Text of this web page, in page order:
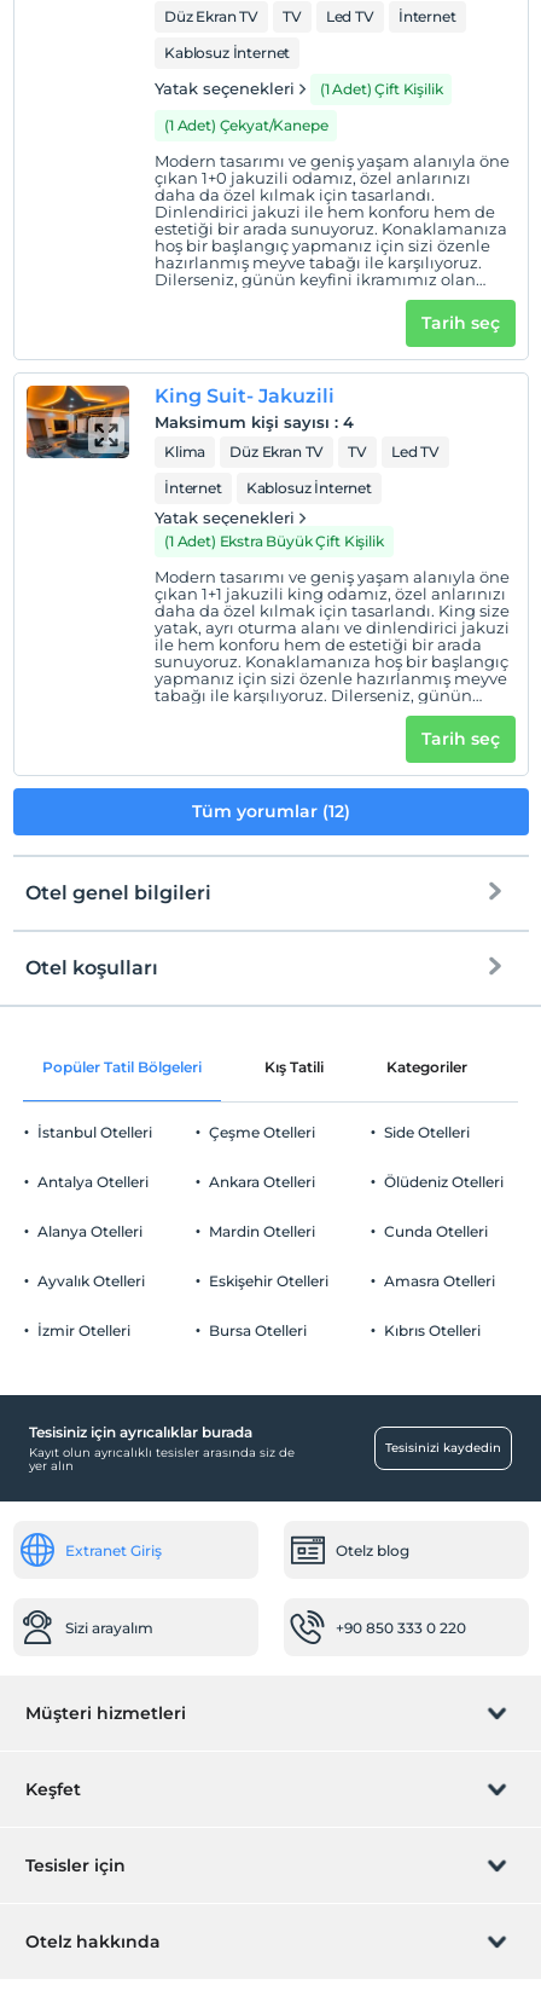
Düz Ekran TV
TV Led TV
İnternet
Kablosuz İnternet
Yatak seçenekleri
(1 Adet) Çift Kişilik
(1 Adet) Çekyat/Kanepe
Modern tasarımı ve geniş yaşam alanıyla öne
çıkan 1+0 jakuzili odamız, özel anlarınızı
daha da özel kılmak için tasarlandı.
Dinlendirici jakuzi ile hem konforu hem de
estetiği bir arada sunuyoruz. Konaklamanıza
hoş bir başlangıç yapmanız için sizi özenle
hazırlanmış meyve tabağı ile karşılıyoruz.
Dilerseniz, günün keyfini ikramımız olan
Tarih seç
King Suit- Jakuzili
Maksimum kişi sayısı : 4
Klima Düz Ekran TV TV
Led TV
İnternet
Kablosuz İnternet
Yatak seçenekleri
(1 Adet) Ekstra Büyük Çift Kişilik
Modern tasarımı ve geniş yaşam alanıyla öne
çıkan 1+1 jakuzili king odamız, özel anlarınızı
daha da özel kılmak için tasarlandı. King size
yatak, ayrı oturma alanı ve dinlendirici jakuzi
ile hem konforu hem de estetiği bir arada
sunuyoruz. Konaklamanıza hoş bir başlangıç
yapmanız için sizi özenle hazırlanmış meyve
tabağı ile karşılıyoruz. Dilerseniz, günün
keyfini ikramımız olan geleneksel Türk
Tarih seç
Tüm yorumlar (12)
Otel genel bilgileri
Ortak alanlar ve tüm odalar
Otopark
Ücretsiz Halka Açık Otopark
Öne Çıkan Özellikler
Jakuzi
Otel koşulları
Check/in
Check/out
En geç saat 11:00 ve öncesi
Evcil Hayvan
2 yaşına kadar olan bebekler ücretsizdir.
Popüler Tatil Bölgeleri Kış Tatili Kategoriler
İstanbul Otelleri
Antalya Otelleri
Alanya Otelleri
Ayvalık Otelleri
İzmir Otelleri
Çeşme Otelleri
Ankara Otelleri
Mardin Otelleri
Eskişehir Otelleri
Bursa Otelleri
Side Otelleri
Ölüdeniz Otelleri
Cunda Otelleri
Amasra Otelleri
Kıbrıs Otelleri
Tesisiniz için ayrıcalıklar burada
Kayıt olun ayrıcalıklı tesisler arasında siz de
yer alın
Tesisinizi kaydedin
Extranet Giriş Otelz blog
Sizi arayalım +90 850 333 0 220
Müşteri hizmetleri
Rezervasyon yönet
Keşfet
Hediye Kart
Tesisler için
Hemen tesisinizi ekleyin
Otelz hakkında